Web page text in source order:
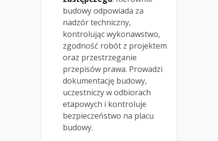
budowy odpowiada za
nadzór techniczny,
kontrolując wykonawstwo,
zgodność robót z projektem
oraz przestrzeganie
przepisów prawa. Prowadzi
dokumentację budowy,
uczestniczy w odbiorach
etapowych i kontroluje
bezpieczeństwo na placu
budowy.